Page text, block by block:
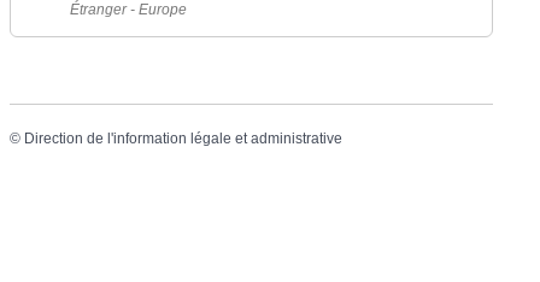
Étranger - Europe
© Direction de l'information légale et administrative